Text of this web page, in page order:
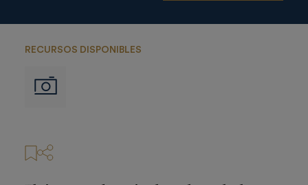
RECURSOS DISPONIBLES
Imágenes